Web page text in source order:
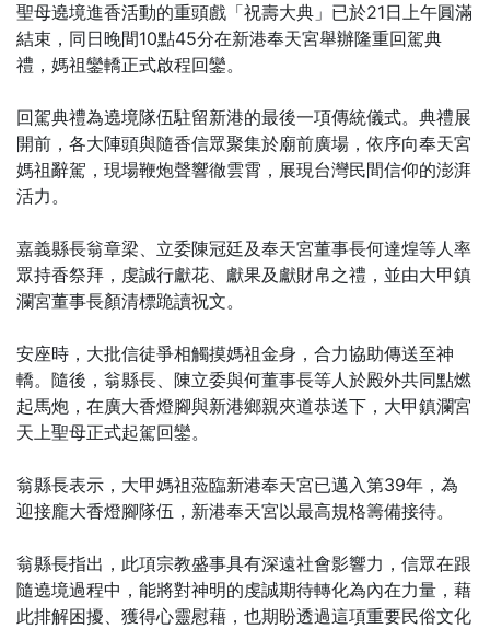
聖母遶境進香活動的重頭戲「祝壽大典」已於21日上午圓滿
結束，同日晚間10點45分在新港奉天宮舉辦隆重回駕典
禮，媽祖鑾轎正式啟程回鑾。
回駕典禮為遶境隊伍駐留新港的最後一項傳統儀式。典禮展
開前，各大陣頭與隨香信眾聚集於廟前廣場，依序向奉天宮
媽祖辭駕，現場鞭炮聲響徹雲霄，展現台灣民間信仰的澎湃
活力。
嘉義縣長翁章梁、立委陳冠廷及奉天宮董事長何達煌等人率
眾持香祭拜，虔誠行獻花、獻果及獻財帛之禮，並由大甲鎮
瀾宮董事長顏清標跪讀祝文。
安座時，大批信徒爭相觸摸媽祖金身，合力協助傳送至神
轎。隨後，翁縣長、陳立委與何董事長等人於殿外共同點燃
起馬炮，在廣大香燈腳與新港鄉親夾道恭送下，大甲鎮瀾宮
天上聖母正式起駕回鑾。
翁縣長表示，大甲媽祖蒞臨新港奉天宮已邁入第39年，為
迎接龐大香燈腳隊伍，新港奉天宮以最高規格籌備接待。
翁縣長指出，此項宗教盛事具有深遠社會影響力，信眾在跟
隨遶境過程中，能將對神明的虔誠期待轉化為內在力量，藉
此排解困擾、獲得心靈慰藉，也期盼透過這項重要民俗文化